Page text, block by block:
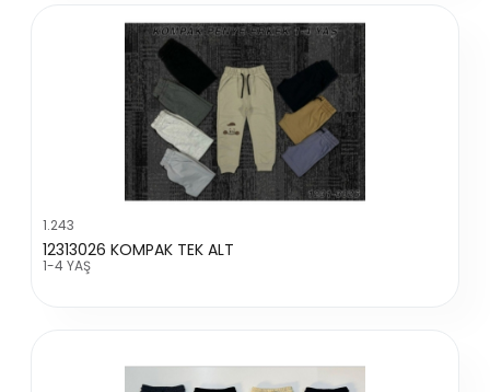
1.243
12313026 KOMPAK TEK ALT
1-4 YAŞ